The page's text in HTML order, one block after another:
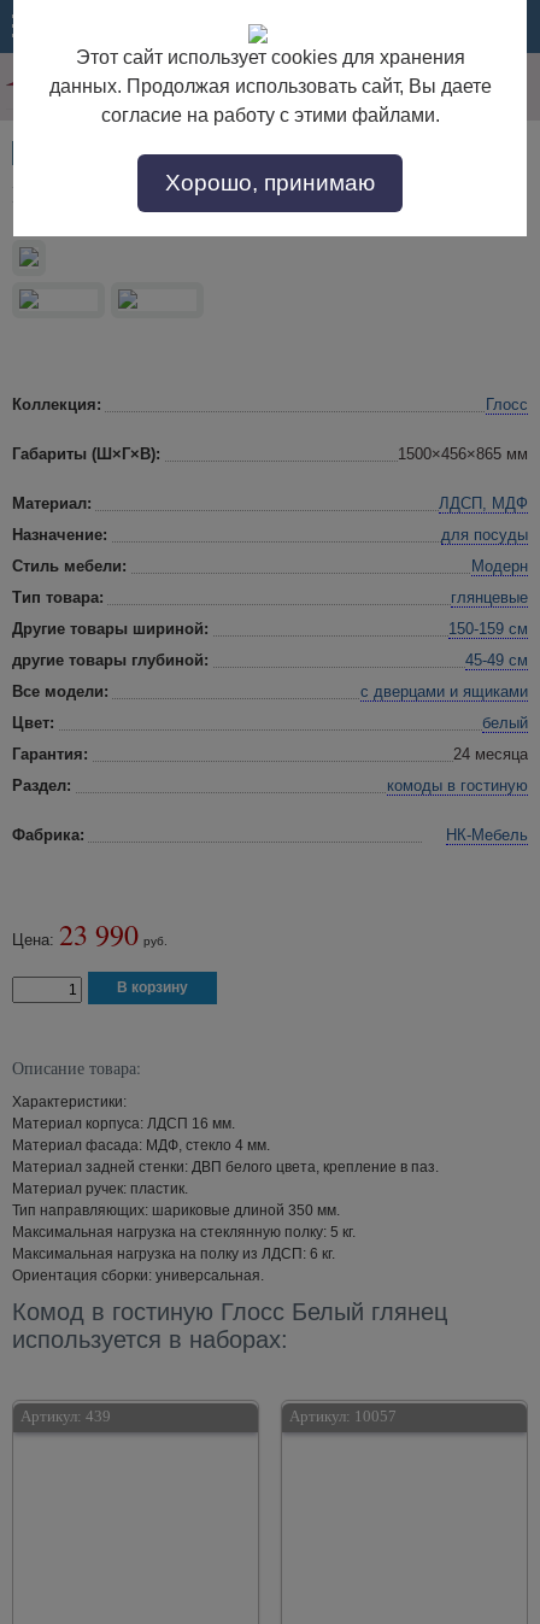
10524
Комод в гостиную Глосс Белый глянец
Коллекция: Глосс
Габариты (Ш×Г×В): 1500×456×865 мм
Материал:
ЛДСП, МДФ
Назначение:
для посуды
Стиль мебели:
Модерн
Тип товара:
глянцевые
Другие товары шириной:
150-159 см
другие товары глубиной:
45-49 см
Все модели:
с дверцами и ящиками
Цвет:
белый
Гарантия:
24 месяца
Раздел:
комоды в гостиную
Фабрика: НК-Мебель
Цена: 23 990 руб.
Описание товара:
Характеристики:
Материал корпуса: ЛДСП 16 мм.
Материал фасада: МДФ, стекло 4 мм.
Материал задней стенки: ДВП белого цвета, крепление в паз.
Материал ручек: пластик.
Тип направляющих: шариковые длиной 350 мм.
Максимальная нагрузка на стеклянную полку: 5 кг.
Максимальная нагрузка на полку из ЛДСП: 6 кг.
Ориентация сборки: универсальная.
Комод в гостиную Глосс Белый глянец
используется в наборах:
Артикул: 439 Артикул: 10057
Этот сайт использует cookies для хранения
данных. Продолжая использовать сайт, Вы даете
согласие на работу с этими файлами.
Хорошо, принимаю